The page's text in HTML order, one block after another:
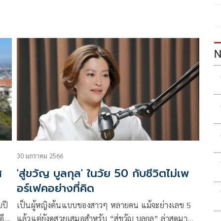
ปี
30 มกราคม 2566
'สู่ขวัญ บูลกุล' ในวัย 50 กับชีวิตไม่เพ
อร์เฟคอย่างที่คิด
เป็นผู้หญิงต้นแบบของสาวๆ หลายคน แม้จะย่างเลข 5
แล้วแต่ยังดูสวยเสมอสำหรับ “สู่ขวัญ บูลกุล” ล่าสุดมา